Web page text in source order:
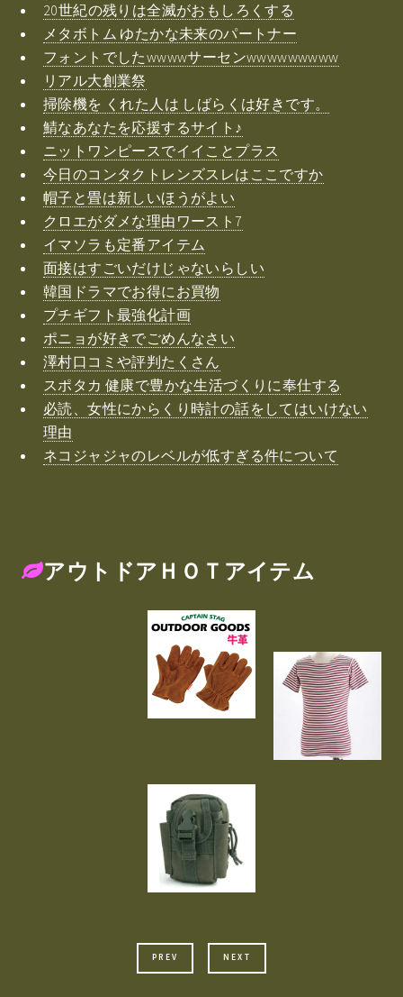
20世紀の残りは全滅がおもしろくする
メタボトム ゆたかな未来のパートナー
フォントでしたwwwwサーセンwwwwwwwww
リアル大創業祭
掃除機を くれた人は しばらくは好きです。
鯖なあなたを応援するサイト♪
ニットワンピースでイイことプラス
今日のコンタクトレンズスレはここですか
帽子と畳は新しいほうがよい
クロエがダメな理由ワースト7
イマソラも定番アイテム
面接はすごいだけじゃないらしい
韓国ドラマでお得にお買物
プチギフト最強化計画
ポニョが好きでごめんなさい
澤村口コミや評判たくさん
スポタカ 健康で豊かな生活づくりに奉仕する
必読、女性にからくり時計の話をしてはいけない
理由
ネコジャジャのレベルが低すぎる件について
アウトドアＨＯＴアイテム
PREV NEXT